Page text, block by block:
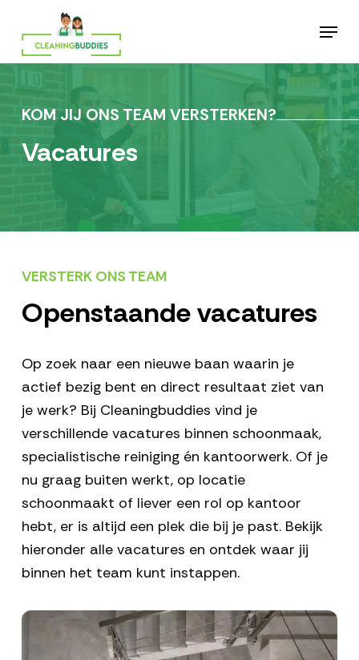
main
content
Menu
KOM JIJ ONS TEAM VERSTERKEN?
Vacatures
VERSTERK ONS TEAM
Openstaande vacatures
Op zoek naar een nieuwe baan waarin je
actief bezig bent en direct resultaat ziet van
je werk? Bij Cleaningbuddies vind je
verschillende vacatures binnen schoonmaak,
specialistische reiniging én kantoorwerk. Of je
nu graag buiten werkt, op locatie
schoonmaakt of liever een rol op kantoor
hebt, er is altijd een plek die bij je past. Bekijk
hieronder alle vacatures en ontdek waar jij
binnen het team kunt instappen.